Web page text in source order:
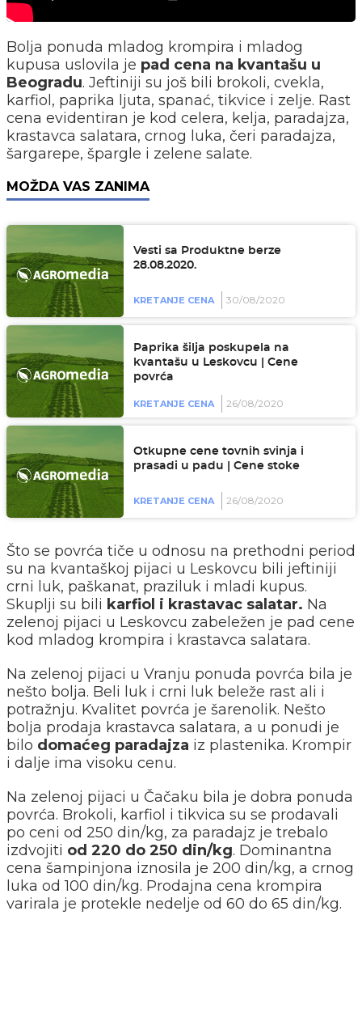
Bolja ponuda mladog krompira i mladog
kupusa uslovila je pad cena na kvantašu u
Beogradu. Jeftiniji su još bili brokoli, cvekla,
karfiol, paprika ljuta, spanać, tikvice i zelje. Rast
cena evidentiran je kod celera, kelja, paradajza,
krastavca salatara, crnog luka, čeri paradajza,
šargarepe, špargle i zelene salate.
MOŽDA VAS ZANIMA
Vesti sa Produktne berze
28.08.2020.
KRETANJE CENA 30/08/2020
Paprika šilja poskupela na
kvantašu u Leskovcu | Cene
povrća
KRETANJE CENA 26/08/2020
Otkupne cene tovnih svinja i
prasadi u padu | Cene stoke
KRETANJE CENA 26/08/2020
Što se povrća tiče u odnosu na prethodni period
su na kvantaškoj pijaci u Leskovcu bili jeftiniji
crni luk, paškanat, praziluk i mladi kupus.
Skuplji su bili karfiol i krastavac salatar. Na
zelenoj pijaci u Leskovcu zabeležen je pad cene
kod mladog krompira i krastavca salatara.
Na zelenoj pijaci u Vranju ponuda povrća bila je
nešto bolja. Beli luk i crni luk beleže rast ali i
potražnju. Kvalitet povrća je šarenolik. Nešto
bolja prodaja krastavca salatara, a u ponudi je
bilo domaćeg paradajza iz plastenika. Krompir
i dalje ima visoku cenu.
Na zelenoj pijaci u Čačaku bila je dobra ponuda
povrća. Brokoli, karfiol i tikvica su se prodavali
po ceni od 250 din/kg, za paradajz je trebalo
izdvojiti od 220 do 250 din/kg. Dominantna
cena šampinjona iznosila je 200 din/kg, a crnog
luka od 100 din/kg. Prodajna cena krompira
varirala je protekle nedelje od 60 do 65 din/kg.